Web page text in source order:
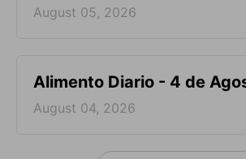
August 05, 2026
Alimento Diario - 4 de
August 04, 2026